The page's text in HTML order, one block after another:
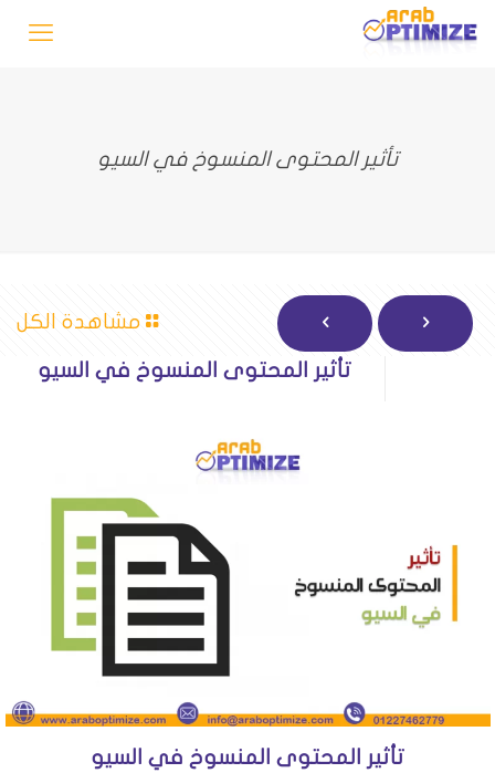
تأثير المحتوى المنسوخ في السيو
مشاهدة الكل
تأثير المحتوى المنسوخ في السيو
تأثير المحتوى المنسوخ في السيو